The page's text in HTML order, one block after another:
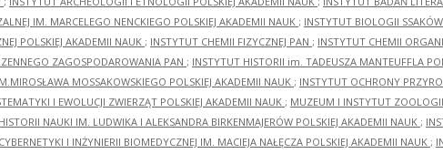
IM. MARCELEGO NENCKIEGO POLSKIEJ AKADEMII NAUK ; INSTYTUT BIOLOGII
POLSKIEJ AKADEMII NAUK ; INSTYTUT CHEMII FIZYCZNEJ PAN ; INSTYTUT CHEMII
ZAGOSPODAROWANIA PAN ; INSTYTUT HISTORII im. TADEUSZA MANTEUFFLA
MOSSAKOWSKIEGO POLSKIEJ AKADEMII NAUK ; INSTYTUT OCHRONY
I EWOLUCJI ZWIERZĄT POLSKIEJ AKADEMII NAUK ; MUZEUM I INSTYTUT
NAUKI IM. LUDWIKA I ALEKSANDRA BIRKENMAJERÓW POLSKIEJ AKADEMII NAUK ;
I INŻYNIERII BIOMEDYCZNEJ IM. MACIEJA NAŁĘCZA POLSKIEJ AKADEMII NAUK ;